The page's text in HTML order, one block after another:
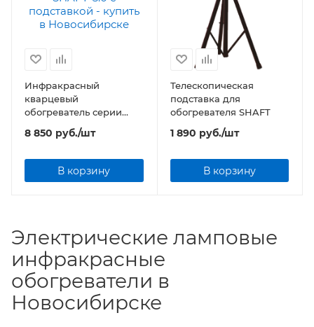
Инфракрасный
кварцевый
обогреватель серии
SHAFT-3.0 с подставкой
8 850 руб./шт
В корзину
Телескопическая
подставка для
обогревателя SHAFT
1 890 руб./шт
В корзину
Электрические ламповые
инфракрасные
обогреватели в
Новосибирске